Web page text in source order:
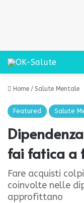
Home / Salute Mentale
Featured Salute
fai fatica a
Fare acquisti
coinvolte nelle
approfittano